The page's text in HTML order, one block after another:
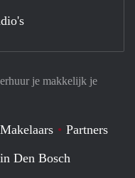
je makkelijk je
Partners
Den Bosch